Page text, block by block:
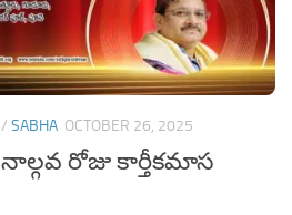
/ SABHA OCTOBER 26, 2025
నాల్గవ రోజు కార్తీకమాస